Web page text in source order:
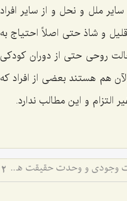
ملل و نحل و از سایر افراد
و شاذ حتی اصلاً احتیاج به
روحی حتی از دوران کودکی
هم هستند بعضی از افراد که
التزام و این مطالب ندارد.
ماهیت و کیفیت ثبوت آن در مراتب وجود - تبیین نسبت میان تعینات وجودی و وحدت حقیقت هستی 2